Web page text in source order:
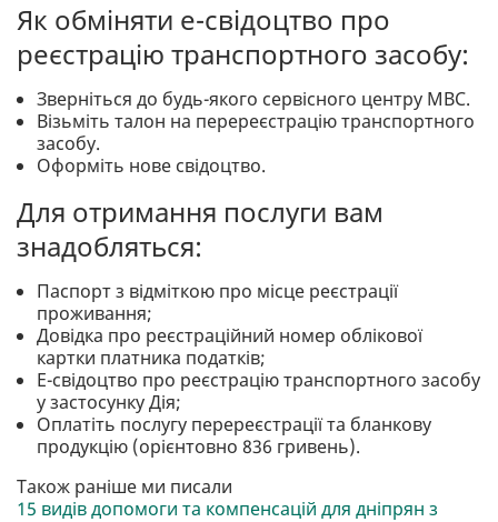
Як обміняти е-свідоцтво про
реєстрацію транспортного засобу:
Зверніться до будь-якого сервісного центру МВС.
Візьміть талон на перереєстрацію транспортного
засобу.
Оформіть нове свідоцтво.
Для отримання послуги вам
знадобляться:
Паспорт з відміткою про місце реєстрації
проживання;
Довідка про реєстраційний номер облікової
картки платника податків;
Е-свідоцтво про реєстрацію транспортного засобу
у застосунку Дія;
Оплатіть послугу перереєстрації та бланкову
продукцію (орієнтовно 836 гривень).
Також раніше ми писали
15 видів допомоги та компенсацій для дніпрян з